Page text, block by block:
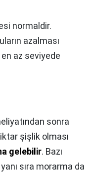
normaldir.
azalması
az seviyede
sonra
şişlik olması
gelebilir. Bazı
sıra morarma da